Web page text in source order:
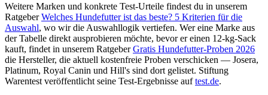
Weitere Marken und konkrete Test-Urteile findest du in unserem
RatgeberWelches Hundefutter ist das beste? 5 Kriterien für die
Auswahl, wo wir die Auswahllogik vertiefen. Wer eine Marke aus
der Tabelle direkt ausprobieren möchte, bevor er einen 12-kg-Sack
kauft, findet in unserem RatgeberGratis Hundefutter-Proben 2026
die Hersteller, die aktuell kostenfreie Proben verschicken — Josera,
Platinum, Royal Canin und Hill's sind dort gelistet. Stiftung
Warentest veröffentlicht seine Test-Ergebnisse auftest.de.